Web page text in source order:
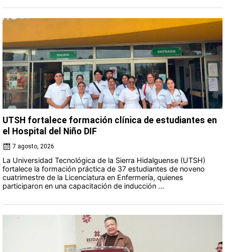
UTSH fortalece formación clínica de estudiantes en
el Hospital del Niño DIF
7 agosto, 2026
La Universidad Tecnológica de la Sierra Hidalguense (UTSH)
fortalece la formación práctica de 37 estudiantes de noveno
cuatrimestre de la Licenciatura en Enfermería, quienes
participaron en una capacitación de inducción ...